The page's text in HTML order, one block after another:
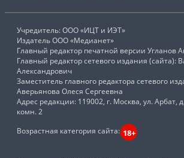
Учредитель: ООО «ИЦТ и ИЭТ»
Издатель ООО «Медианет»
Главный редактор печатной версии Угланов
Главный редактор сетевого издания (сайта):
Александрович
Заместитель главного редактора сетевого
Аверьянова Олеся Сергеевна
Адрес редакции: 119002, г. Москва, ул. Арбат,
комн. 2
Возрастная категория сайта: 18+